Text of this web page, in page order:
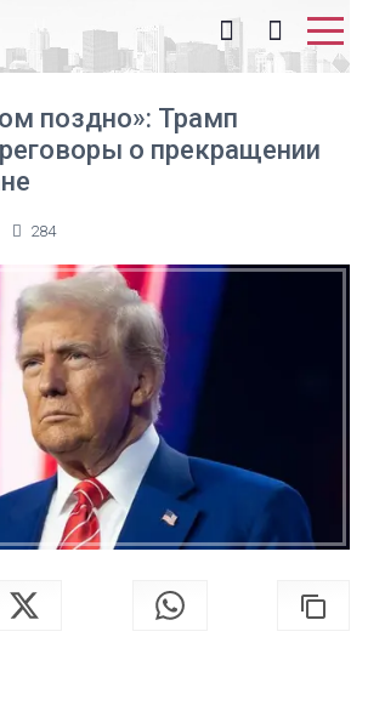
поздно»: Трамп
о прекращении
284